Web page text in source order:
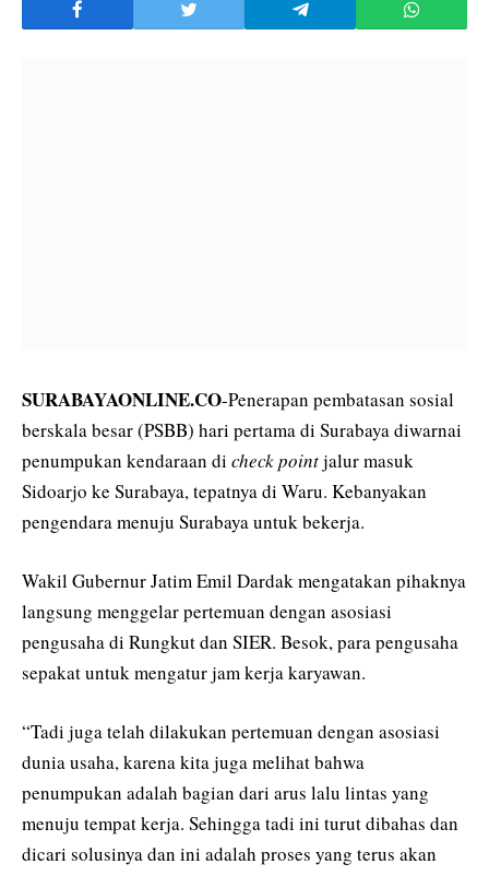
SURABAYAONLINE.CO-Penerapan pembatasan sosial
berskala besar (PSBB) hari pertama di Surabaya diwarnai
penumpukan kendaraan di check pointjalur masuk
Sidoarjo ke Surabaya, tepatnya di Waru. Kebanyakan
pengendara menuju Surabaya untuk bekerja.
Wakil Gubernur Jatim Emil Dardak mengatakan pihaknya
langsung menggelar pertemuan dengan asosiasi
pengusaha di Rungkut dan SIER. Besok, para pengusaha
sepakat untuk mengatur jam kerja karyawan.
“Tadi juga telah dilakukan pertemuan dengan asosiasi
dunia usaha, karena kita juga melihat bahwa
penumpukan adalah bagian dari arus lalu lintas yang
menuju tempat kerja. Sehingga tadi ini turut dibahas dan
dicari solusinya dan ini adalah proses yang terus akan